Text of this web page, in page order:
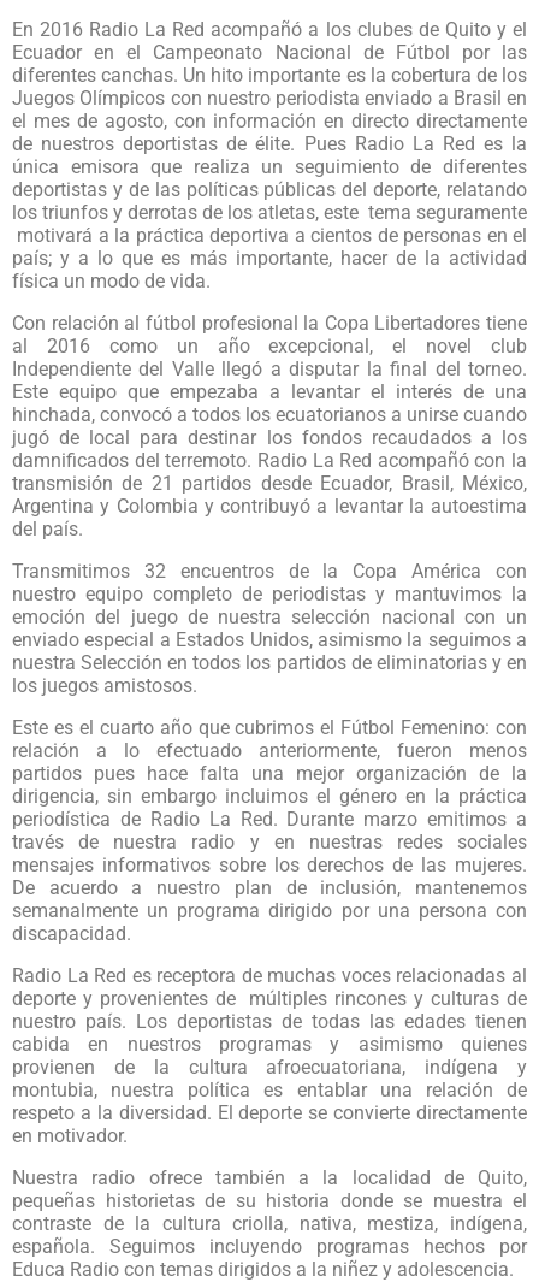
En 2016 Radio La Red acompañó a los clubes de Quito y el
Ecuador en el Campeonato Nacional de Fútbol por las
diferentes canchas. Un hito importante es la cobertura de los
Juegos Olímpicos con nuestro periodista enviado a Brasil en
el mes de agosto, con información en directo directamente
de nuestros deportistas de élite. Pues Radio La Red es la
única emisora que realiza un seguimiento de diferentes
deportistas y de las políticas públicas del deporte, relatando
los triunfos y derrotas de los atletas, este tema seguramente
motivará a la práctica deportiva a cientos de personas en el
país; y a lo que es más importante, hacer de la actividad
física un modo de vida.
Con relación al fútbol profesional la Copa Libertadores tiene
al 2016 como un año excepcional, el novel club
Independiente del Valle llegó a disputar la final del torneo.
Este equipo que empezaba a levantar el interés de una
hinchada, convocó a todos los ecuatorianos a unirse cuando
jugó de local para destinar los fondos recaudados a los
damnificados del terremoto. Radio La Red acompañó con la
transmisión de 21 partidos desde Ecuador, Brasil, México,
Argentina y Colombia y contribuyó a levantar la autoestima
del país.
Transmitimos 32 encuentros de la Copa América con
nuestro equipo completo de periodistas y mantuvimos la
emoción del juego de nuestra selección nacional con un
enviado especial a Estados Unidos, asimismo la seguimos a
nuestra Selección en todos los partidos de eliminatorias y en
los juegos amistosos.
Este es el cuarto año que cubrimos el Fútbol Femenino: con
relación a lo efectuado anteriormente, fueron menos
partidos pues hace falta una mejor organización de la
dirigencia, sin embargo incluimos el género en la práctica
periodística de Radio La Red. Durante marzo emitimos a
través de nuestra radio y en nuestras redes sociales
mensajes informativos sobre los derechos de las mujeres.
De acuerdo a nuestro plan de inclusión, mantenemos
semanalmente un programa dirigido por una persona con
discapacidad.
Radio La Red es receptora de muchas voces relacionadas al
deporte y provenientes de múltiples rincones y culturas de
nuestro país. Los deportistas de todas las edades tienen
cabida en nuestros programas y asimismo quienes
provienen de la cultura afroecuatoriana, indígena y
montubia, nuestra política es entablar una relación de
respeto a la diversidad. El deporte se convierte directamente
en motivador.
Nuestra radio ofrece también a la localidad de Quito,
pequeñas historietas de su historia donde se muestra el
contraste de la cultura criolla, nativa, mestiza, indígena,
española. Seguimos incluyendo programas hechos por
Educa Radio con temas dirigidos a la niñez y adolescencia.